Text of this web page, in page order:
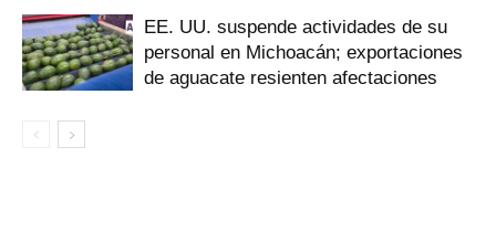
EE. UU. suspende actividades de su
personal en Michoacán; exportaciones
de aguacate resienten afectaciones